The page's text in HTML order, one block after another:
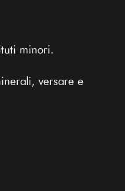
minori.
versare e